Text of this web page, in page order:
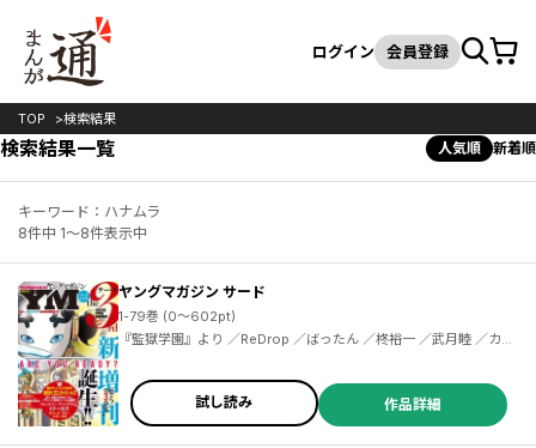
検索
ログイン 会員登録カート
TOP 検索結果
検索結果一覧 人気順 新着順
キーワード：ハナムラ
8件中 1～8件表示中
ヤングマガジン サード
1-79巻 (0～602pt)
『監獄学園』より ／ReDrop ／ばったん ／柊裕一 ／武月睦 ／カラスヤサトシ ／伊藤三巳華 ／柏木大樹 ／クール教信者 ／安井ミイト ／森よし ／マキヒロチ ／長田悠幸 ／梶原一騎 ／辻なおき ／小林且典 ／武田すん ／鈴木小波 ／鶴ゆみか ／野良しごと ／平本アキラ ／江戸パイン ／ペトス ／久米田康治 ／ヤス ／御影夏 ／篠丸のどか ／にんじゃむ ／ミサヲ ／茂木清香 ／西尾維新 ／光谷理 ／毛魂一直線 ／中村ジュンヤ ／吉谷光平 ／サンクス仮面 ／三島衛里子 ／支援ＢＩＳ ／菊石森生 ／井上智徳
試し読み 作品詳細